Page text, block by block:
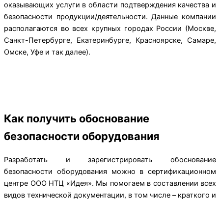
оказывающих услуги в области подтверждения качества и
безопасности продукции/деятельности. Данные компании
располагаются во всех крупных городах России (Москве,
Санкт-Петербурге, Екатеринбурге, Красноярске, Самаре,
Омске, Уфе и так далее).
Как получить обоснование
безопасности оборудования
Разработать и зарегистрировать обоснование
безопасности оборудования можно в сертификационном
центре ООО НТЦ «Идея». Мы помогаем в составлении всех
видов технической документации, в том числе – краткого и